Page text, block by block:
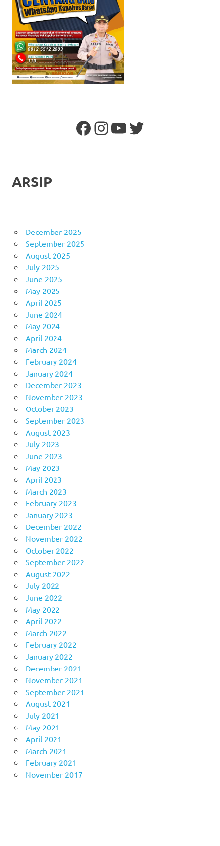
Facebook
Instagram
YouTube
Twitter
ARSIP
December 2025
September 2025
August 2025
July 2025
June 2025
May 2025
April 2025
June 2024
May 2024
April 2024
March 2024
February 2024
January 2024
December 2023
November 2023
October 2023
September 2023
August 2023
July 2023
June 2023
May 2023
April 2023
March 2023
February 2023
January 2023
December 2022
November 2022
October 2022
September 2022
August 2022
July 2022
June 2022
May 2022
April 2022
March 2022
February 2022
January 2022
December 2021
November 2021
September 2021
August 2021
July 2021
May 2021
April 2021
March 2021
February 2021
November 2017